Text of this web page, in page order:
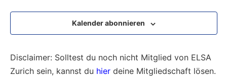
Kalender abonnieren
Disclaimer: Solltest du noch nicht Mitglied von ELSA
Zurich sein, kannst du hierdeine Mitgliedschaft lösen.